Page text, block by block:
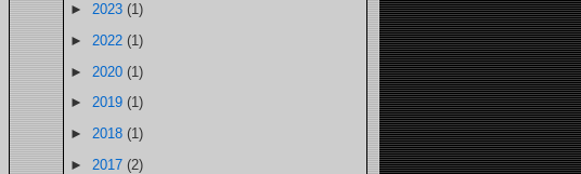
► 2023 (1)
► 2022 (1)
► 2020 (1)
► 2019 (1)
► 2018 (1)
► 2017 (2)